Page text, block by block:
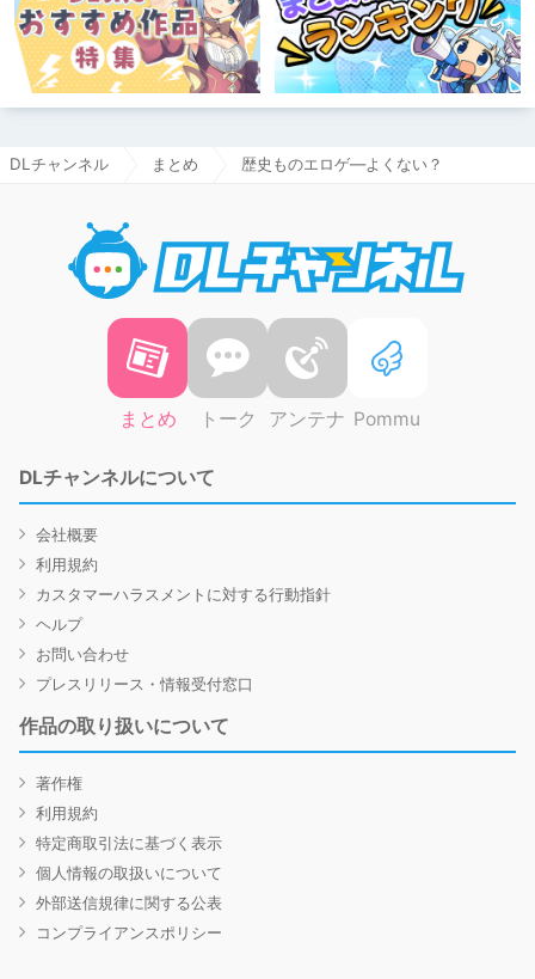
DLチャンネル まとめ 歴史ものエロゲ―よくない？
まとめ トーク アンテナ Pommu
DLチャンネルについて
会社概要
利用規約
カスタマーハラスメントに対する行動指針
ヘルプ
お問い合わせ
プレスリリース・情報受付窓口
作品の取り扱いについて
著作権
利用規約
特定商取引法に基づく表示
個人情報の取扱いについて
外部送信規律に関する公表
コンプライアンスポリシー